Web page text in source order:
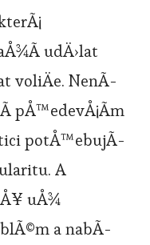
udÄ›lat
voliÄe. NenÃ­
pÅ™edevÅ¡Ã­m
potÅ™ebujÃ­
A
uÅ¾
a nabÃ­